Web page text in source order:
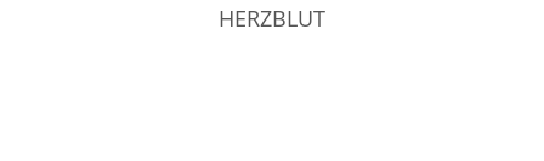
HERZBLUT